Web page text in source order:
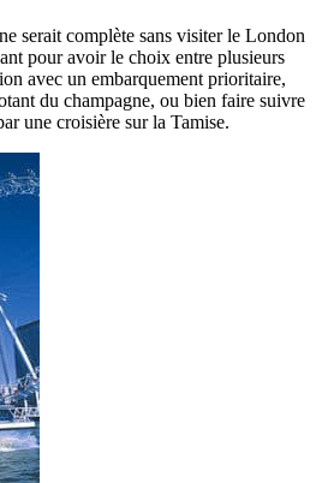
serait complète sans visiter le London
pour avoir le choix entre plusieurs
avec un embarquement prioritaire,
du champagne, ou bien faire suivre
une croisière sur la Tamise.